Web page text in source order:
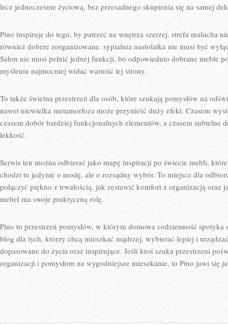
lecz jednocześnie życiową, bez przesadnego skupienia się na samej
Pino inspiruje do tego, by patrzeć na wnętrza szerzej. strefa malucha
również dobrze zorganizowane. sypialnia nastolatka nie musi być
Salon nie musi pełnić jednej funkcji, bo odpowiednio dobrane meble
myśleniu najmocniej widać wartość tej strony.
To także świetna przestrzeń dla osób, które szukają pomysłów na
nawet niewielka metamorfoza może przynieść duży efekt. Czasem
czasem dobór bardziej funkcjonalnych elementów, a czasem subtelne
lekkość.
Serwis ten można odbierać jako mapę inspiracji po świecie mebli,
chodzi tu jedynie o modę, ale o rozsądny wybór. To miejsce dla
połączyć piękno z trwałością, jak zestawić komfort z organizacją
mebel ma swoje praktyczną rolę.
Pino to przestrzeń pomysłów, w którym domowa codzienność
blog dla tych, którzy chcą mieszkać mądrzej, wybierać lepiej i
dopasowane do życia oraz inspirujące. Jeśli ktoś szuka przestrzeni
organizacji i pomysłom na wygodniejsze mieszkanie, to Pino jawi się